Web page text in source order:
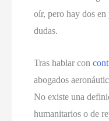
oír,pero hay dos
dudas.
Tras hablar con
abogados
No existe una
humanitarios o de